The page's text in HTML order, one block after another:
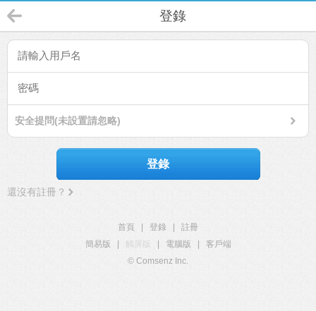
登錄
安全提問(未設置請忽略)
登錄
還沒有註冊？
首頁 登錄
註冊
簡易版
觸屏版 電腦版
客戶端
© Comsenz Inc.